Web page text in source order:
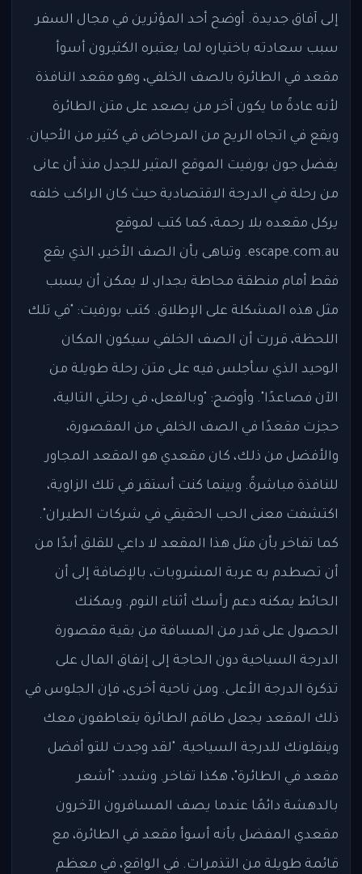
إلى آفاق جديدة. أوضح أحد المؤثرين في مجال السفر
سبب سعادته باختياره لما يعتبره الكثيرون أسوأ
مقعد في الطائرة بالصف الخلفي، وهو مقعد النافذة
لأنه عادةً ما يكون آخر من يصعد على متن الطائرة
ويقع في اتجاه الريح من المرحاض في كثير من الأحيان.
يفضل جون بورفيت الموقع المثير للجدل منذ أن عانى
من رحلة في الدرجة الاقتصادية حيث كان الراكب خلفه
يركل مقعده بلا رحمة، كما كتب لموقع
escape.com.au. وتباهى بأن الصف الأخير، الذي يقع
فقط أمام منطقة محاطة بجدار، لا يمكن أن يسبب
مثل هذه المشكلة على الإطلاق. كتب بورفيت: "في تلك
اللحظة، قررت أن الصف الخلفي سيكون المكان
الوحيد الذي سأجلس فيه على متن رحلة طويلة من
الآن فصاعدًا". وأوضح: "وبالفعل، في رحلتي التالية،
حجزت مقعدًا في الصف الخلفي من المقصورة،
والأفضل من ذلك، كان مقعدي هو المقعد المجاور
للنافذة مباشرةً. وبينما كنت أستقر في تلك الزاوية،
اكتشفت معنى الحب الحقيقي في شركات الطيران".
كما تفاخر بأن مثل هذا المقعد لا داعي للقلق أبدًا من
أن تصطدم به عربة المشروبات، بالإضافة إلى أن
الحائط يمكنه دعم رأسك أثناء النوم. ويمكنك
الحصول على قدر من المسافة من بقية مقصورة
الدرجة السياحية دون الحاجة إلى إنفاق المال على
تذكرة الدرجة الأعلى. ومن ناحية أخرى، فإن الجلوس في
ذلك المقعد يجعل طاقم الطائرة يتعاطفون معك
وينقلونك للدرجة السياحية. "لقد وجدت للتو أفضل
مقعد في الطائرة"، هكذا تفاخر. وشدد: "أشعر
بالدهشة دائمًا عندما يصف المسافرون الآخرون
مقعدي المفضل بأنه أسوأ مقعد في الطائرة، مع
قائمة طويلة من التذمرات. في الواقع، في معظم